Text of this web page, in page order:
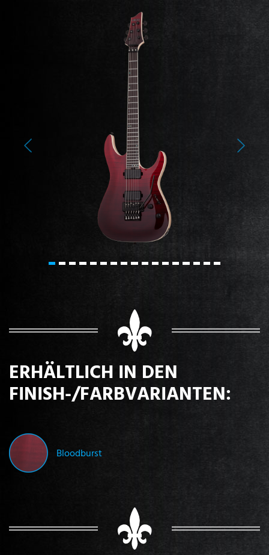
Previous Next
ERHÄLTLICH IN DEN
FINISH-/FARBVARIANTEN:
Bloodburst